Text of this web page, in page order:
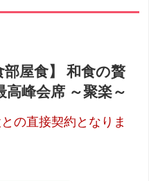
部屋食】 和食の贅
高峰会席 ～聚楽～
の直接契約となりま